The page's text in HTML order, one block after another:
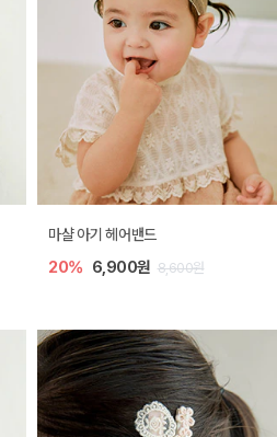
마샬 아기 헤어밴드
20% 6,900원 8,600원